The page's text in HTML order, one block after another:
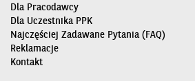
Dla Pracodawcy
Dla Uczestnika PPK
Najczęściej Zadawane Pytania (FAQ)
Reklamacje
Kontakt